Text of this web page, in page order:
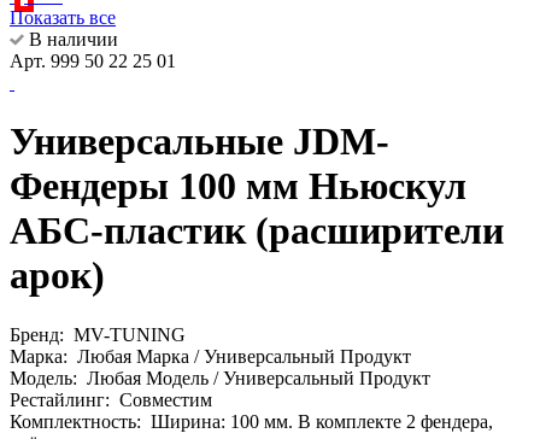
Показать все
В наличии
Арт. 999 50 22 25 01
Универсальные JDM-
Фендеры 100 мм Ньюскул
АБС-пластик (расширители
арок)
Бренд: MV-TUNING
Марка: Любая Марка / Универсальный Продукт
Модель: Любая Модель / Универсальный Продукт
Рестайлинг: Совместим
Комплектность: Ширина: 100 мм. В комплекте 2 фендера,